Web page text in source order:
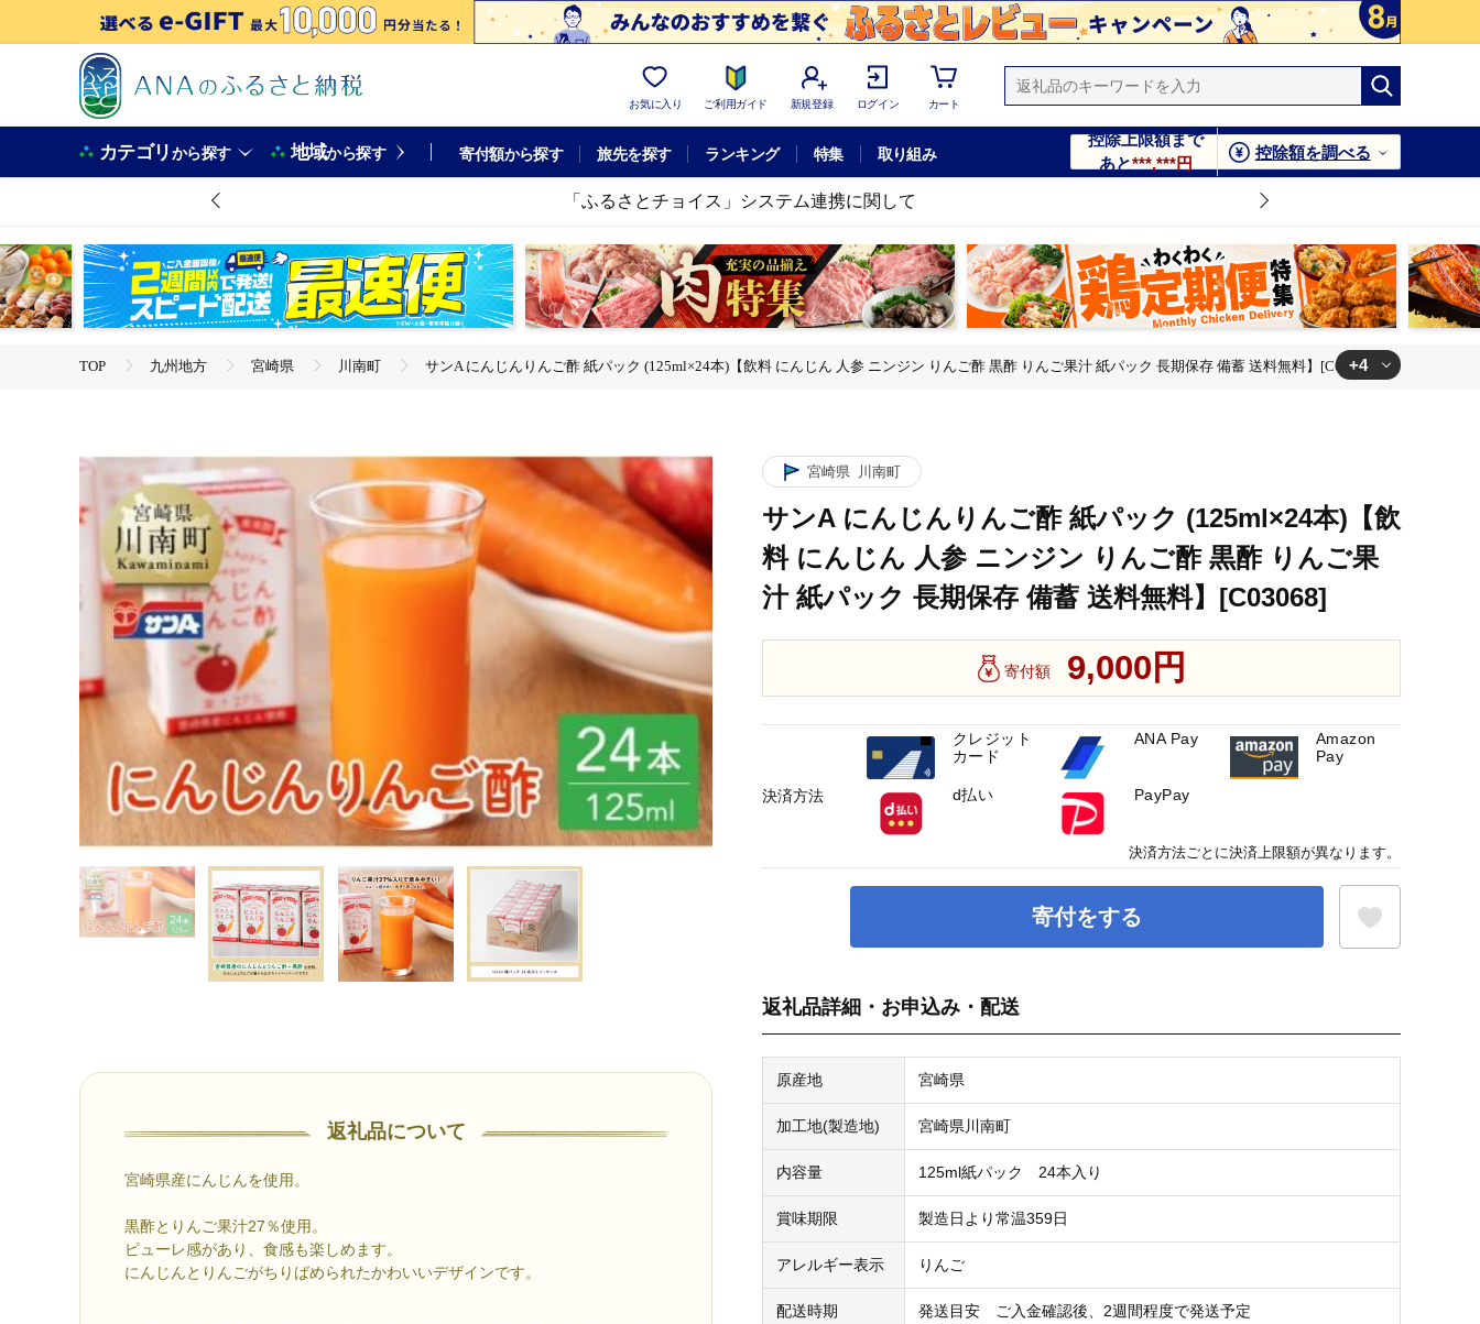
お気に入り ご利用ガイド 新規登録 ログイン カート
カテゴリから探す 地域から探す 寄付額から探す 旅先を探す ランキング 特集 取り組み
控除上限額まで
あと***,***円
控除額を調べる
「ふるさとチョイス」システム連携に関して
TOP 九州地方 宮崎県 川南町
サンA にんじんりんご酢 紙パック (125ml×24本)【飲料 にんじん 人参 ニンジン りんご酢 黒酢 りんご果汁 紙パック 長期保存 備蓄 送料無料】[C03068]
TOP
飲料（酒以外） サンA にんじんりんご酢 紙パック (125ml×24本)【飲料 にんじん 人参 ニンジン りんご酢 黒酢 りんご果汁 紙パック 長期保存 備蓄 送料無料】[C03068]
+4
返礼品について
宮崎県産にんじんを使用。
黒酢とりんご果汁27％使用。
ピューレ感があり、食感も楽しめます。
にんじんとりんごがちりばめられたかわいいデザインです。
宮崎県 川南町
サンA にんじんりんご酢 紙パック (125ml×24本)【飲
料 にんじん 人参 ニンジン りんご酢 黒酢 りんご果
汁 紙パック 長期保存 備蓄 送料無料】[C03068]
寄付額 9,000円
寄付をする
返礼品詳細・お申込み・配送
原産地 宮崎県
加工地(製造地) 宮崎県川南町
内容量 125ml紙パック 24本入り
賞味期限 製造日より常温359日
アレルギー表示 りんご
配送時期
発送目安 ご入金確認後、2週間程度で発送予定
決済方法
クレジット
カード
ANA Pay
Amazon
Pay
d払い PayPay
決済方法ごとに決済上限額が異なります。